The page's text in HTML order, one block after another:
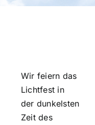
Wir feiern das
Lichtfest in
der dunkelsten
Zeit des